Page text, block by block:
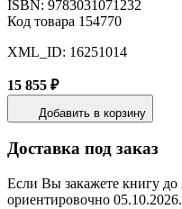
ISBN: 9783031071232
Код товара 154770
XML_ID: 16251014
15 855 ₽
Добавить в корзину
Доставка под заказ
Если Вы закажете книгу
ориентировочно 05.10.2026.